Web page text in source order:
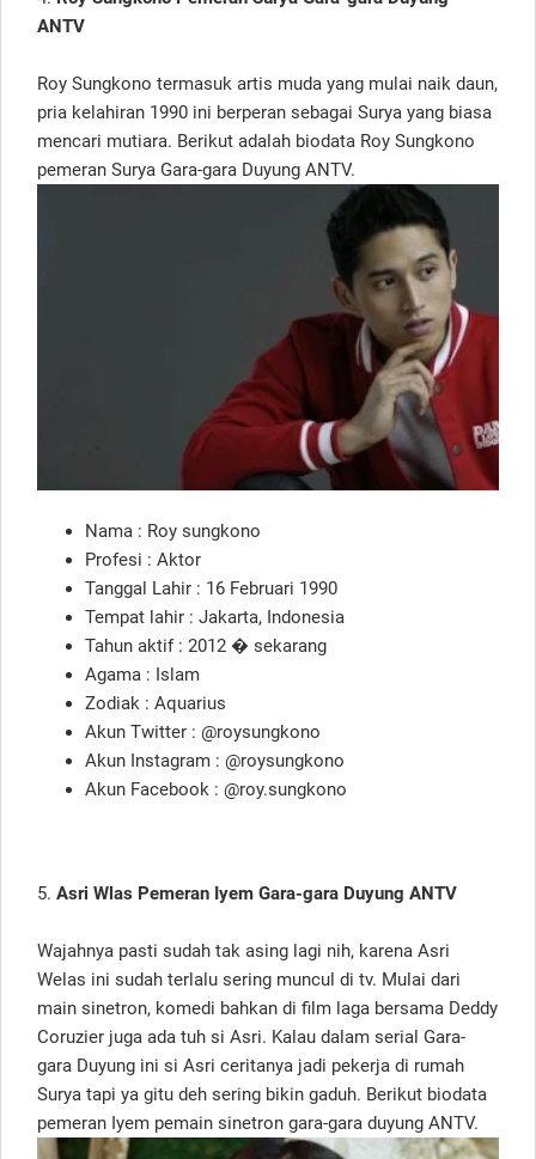
ANTV
Roy Sungkono termasuk artis muda yang mulai naik daun,
pria kelahiran 1990 ini berperan sebagai Surya yang biasa
mencari mutiara. Berikut adalah biodata Roy Sungkono
pemeran Surya Gara-gara Duyung ANTV.
Nama : Roy sungkono
Profesi : Aktor
Tanggal Lahir : 16 Februari 1990
Tempat lahir : Jakarta, Indonesia
Tahun aktif : 2012 � sekarang
Agama : Islam
Zodiak : Aquarius
Akun Twitter : @roysungkono
Akun Instagram : @roysungkono
Akun Facebook : @roy.sungkono
5. Asri Wlas Pemeran Iyem Gara-gara Duyung ANTV
Wajahnya pasti sudah tak asing lagi nih, karena Asri
Welas ini sudah terlalu sering muncul di tv. Mulai dari
main sinetron, komedi bahkan di film laga bersama Deddy
Coruzier juga ada tuh si Asri. Kalau dalam serial Gara-
gara Duyung ini si Asri ceritanya jadi pekerja di rumah
Surya tapi ya gitu deh sering bikin gaduh. Berikut biodata
pemeran Iyem pemain sinetron gara-gara duyung ANTV.